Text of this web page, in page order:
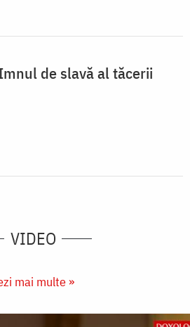
de slavă al tăcerii
VIDEO
mai multe »